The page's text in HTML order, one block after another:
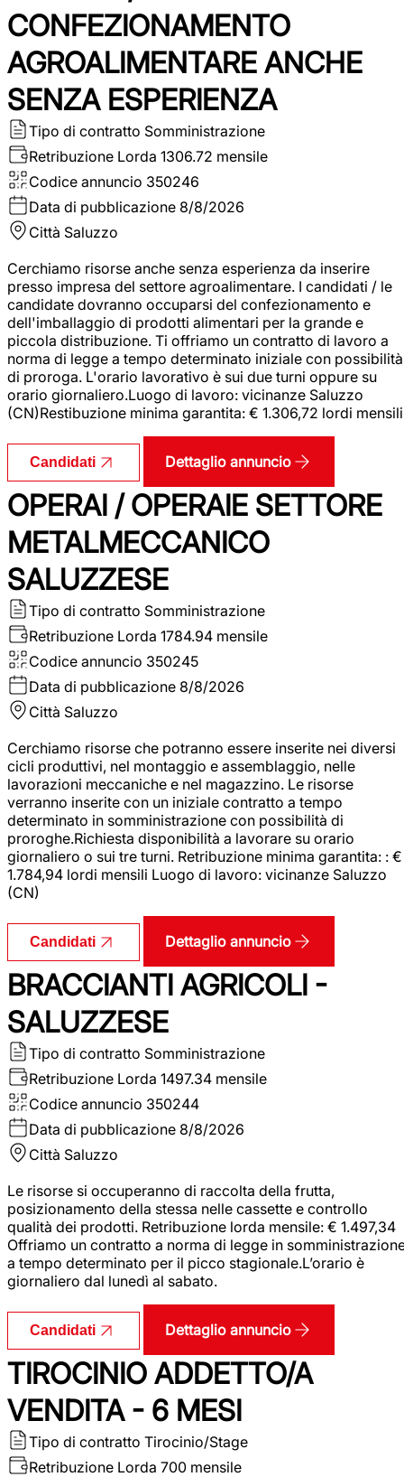
CONFEZIONAMENTO
AGROALIMENTARE ANCHE
SENZA ESPERIENZA
Tipo di contratto Somministrazione
Retribuzione Lorda 1306.72 mensile
Codice annuncio 350246
Data di pubblicazione 8/8/2026
Città Saluzzo
Cerchiamo risorse anche senza esperienza da inserire
presso impresa del settore agroalimentare. I candidati / le
candidate dovranno occuparsi del confezionamento e
dell'imballaggio di prodotti alimentari per la grande e
piccola distribuzione. Ti offriamo un contratto di lavoro a
norma di legge a tempo determinato iniziale con possibilità
di proroga. L'orario lavorativo è sui due turni oppure su
orario giornaliero.Luogo di lavoro: vicinanze Saluzzo
(CN)Restibuzione minima garantita: € 1.306,72 lordi mensili
Candidati Dettaglio annuncio
OPERAI / OPERAIE SETTORE
METALMECCANICO
SALUZZESE
Tipo di contratto Somministrazione
Retribuzione Lorda 1784.94 mensile
Codice annuncio 350245
Data di pubblicazione 8/8/2026
Città Saluzzo
Cerchiamo risorse che potranno essere inserite nei diversi
cicli produttivi, nel montaggio e assemblaggio, nelle
lavorazioni meccaniche e nel magazzino. Le risorse
verranno inserite con un iniziale contratto a tempo
determinato in somministrazione con possibilità di
proroghe.Richiesta disponibilità a lavorare su orario
giornaliero o sui tre turni. Retribuzione minima garantita: : €
1.784,94 lordi mensili Luogo di lavoro: vicinanze Saluzzo
(CN)
Candidati Dettaglio annuncio
BRACCIANTI AGRICOLI -
SALUZZESE
Tipo di contratto Somministrazione
Retribuzione Lorda 1497.34 mensile
Codice annuncio 350244
Data di pubblicazione 8/8/2026
Città Saluzzo
Le risorse si occuperanno di raccolta della frutta,
posizionamento della stessa nelle cassette e controllo
qualità dei prodotti. Retribuzione lorda mensile: € 1.497,34
Offriamo un contratto a norma di legge in
a tempo determinato per il picco stagionale.L’orario è
giornaliero dal lunedì al sabato.
Candidati Dettaglio annuncio
TIROCINIO ADDETTO/A
VENDITA - 6 MESI
Tipo di contratto Tirocinio/Stage
Retribuzione Lorda 700 mensile